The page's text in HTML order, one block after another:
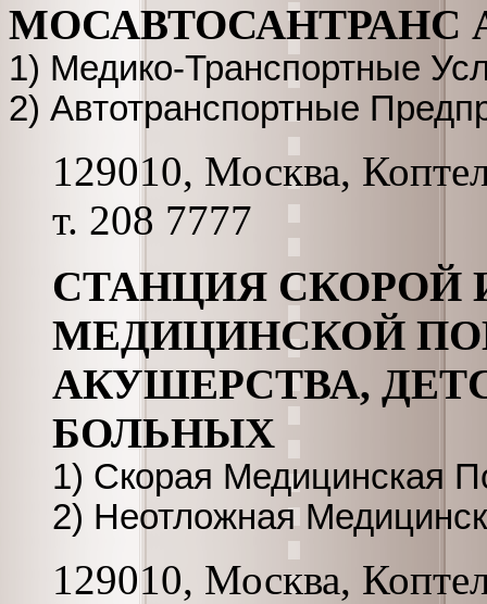
МОСАВТОСАНТРАНС
1) Медико-Транспортные
2) Автотранспортные
129010, Москва,
т. 208 7777
СТАНЦИЯ
МЕДИЦИНСКОЙ
АКУШЕРСТВА,
БОЛЬНЫХ
1) Скорая Медицинская
2) Неотложная
129010, Москва,